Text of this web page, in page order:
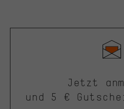
Jetzt
und 5 €